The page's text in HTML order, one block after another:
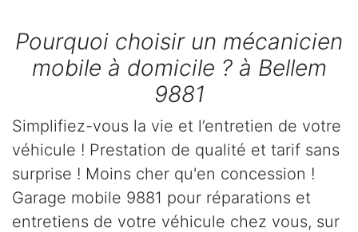
Pourquoi choisir un mécanicien
mobile à domicile ? à Bellem
9881
Simplifiez-vous la vie et l’entretien de votre
véhicule ! Prestation de qualité et tarif sans
surprise ! Moins cher qu'en concession !
Garage mobile 9881 pour réparations et
entretiens de votre véhicule chez vous, sur